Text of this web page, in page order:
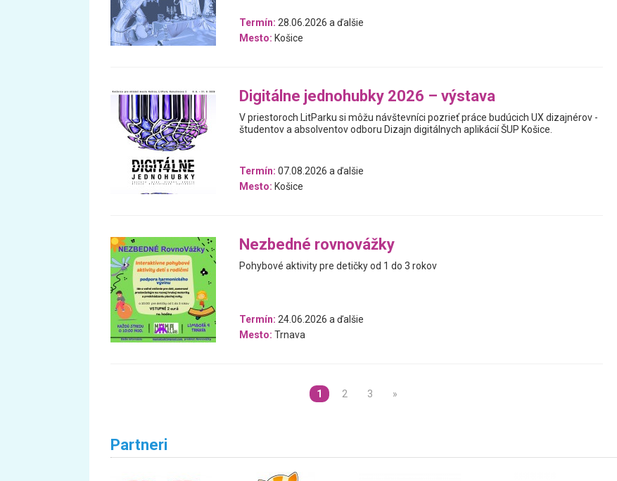
Termín: 28.06.2026 a ďalšie
Mesto: Košice
Digitálne jednohubky 2026 – výstava
V priestoroch LitParku si môžu návštevníci pozrieť práce budúcich UX dizajnérov -
študentov a absolventov odboru Dizajn digitálnych aplikácií ŠUP Košice.
Termín: 07.08.2026 a ďalšie
Mesto: Košice
Nezbedné rovnovážky
Pohybové aktivity pre detičky od 1 do 3 rokov
Termín: 24.06.2026 a ďalšie
Mesto: Trnava
1 2 3 »
Partneri